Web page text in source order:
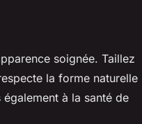
soignée. Taillez
la forme naturelle
à la santé de